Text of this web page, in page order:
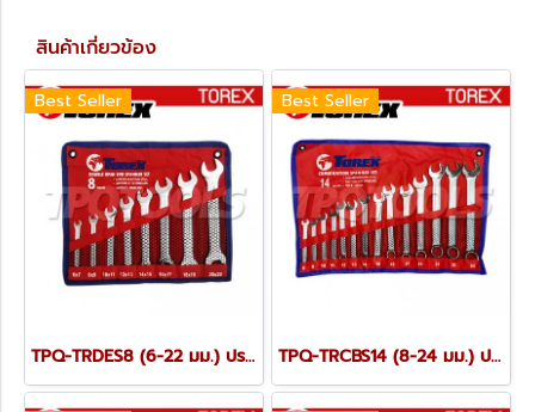
สินค้าเกี่ยวข้อง
Best Seller
TPQ-TRDES8 (6-22 มม.) ประแจปากตายชุด 8 ตัว TOREX
Best Seller
TPQ-TRCBS14 (8-24 มม.) ประแจแหวนข้างปากตายชุด 14 ตัว TOREX